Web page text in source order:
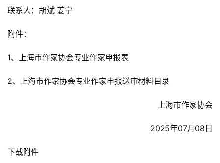
联系人：胡斌 姜宁
附件：
1、上海市作家协会专业作家申报表
2、上海市作家协会专业作家申报送审材料目录
上海市作家协会
2025年07月08日
下载附件